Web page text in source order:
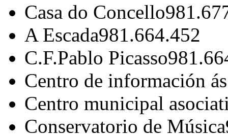
Casa do Concello
A Escada981.664.452
C.F.Pablo Picasso
Centro de información
Centro municipal
Conservatorio de Música